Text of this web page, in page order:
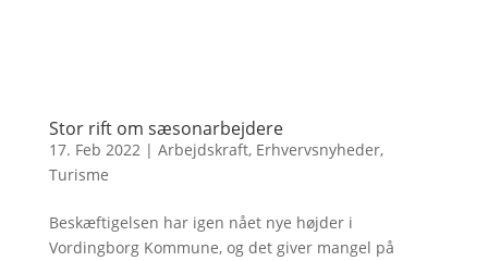
Stor rift om sæsonarbejdere
17. Feb 2022| Arbejdskraft, Erhvervsnyheder,
Turisme
Beskæftigelsen har igen nået nye højder i
Vordingborg Kommune, og det giver mangel på